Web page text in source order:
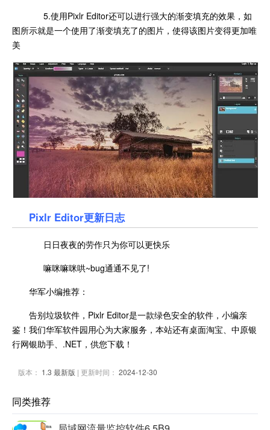
5.使用Pixlr Editor还可以进行强大的渐变填充的效果，如
图所示就是一个使用了渐变填充了的图片，使得该图片变得更加唯
美
Pixlr Editor更新日志
日日夜夜的劳作只为你可以更快乐
嘛咪嘛咪哄~bug通通不见了!
华军小编推荐：
告别垃圾软件，Pixlr Editor是一款绿色安全的软件，小编亲
鉴！我们华军软件园用心为大家服务，本站还有桌面淘宝、中原银
行网银助手、.NET，供您下载！
版本： 1.3 最新版 | 更新时间： 2024-12-30
同类推荐